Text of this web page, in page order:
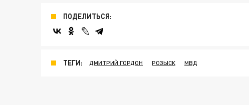
ПОДЕЛИТЬСЯ:
ТЕГИ: ДМИТРИЙ ГОРДОН РОЗЫСК МВД